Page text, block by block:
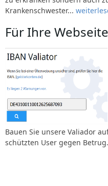
Krankenschwester...
Für Ihre Webseite
Bauen Sie unsere Valiador
schützten User gegen Betrug.